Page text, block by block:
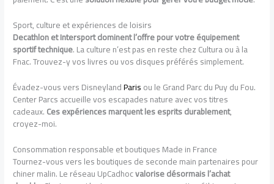
Sport, culture et expériences de loisirs
Decathlon et Intersport dominent l’offre pour votre équipement
sportif technique. La culture n’est pas en reste chez Cultura ou à la
Fnac. Trouvez-y vos livres ou vos disques préférés simplement.
Évadez-vous vers DisneylandParisou le Grand Parc du Puy du Fou.
Center Parcs accueille vos escapades nature avec vos titres
cadeaux.Ces expériences marquent les esprits durablement,
croyez-moi.
Consommation responsable et boutiques Made in France
Tournez-vous vers les boutiques de seconde main partenaires pour
chiner malin. Le réseau UpCadhocvalorise désormais l’achat